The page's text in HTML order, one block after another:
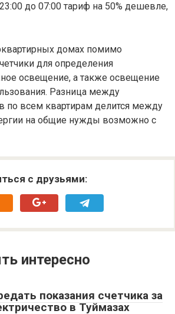
до 07:00 тариф на 50% дешевле,
домах помимо
для определения
освещение, а также освещение
Разница между
по всем квартирам делится между
на общие нужды возможно с
с друзьями:
интересно
показания счетчика за
в Туймазах